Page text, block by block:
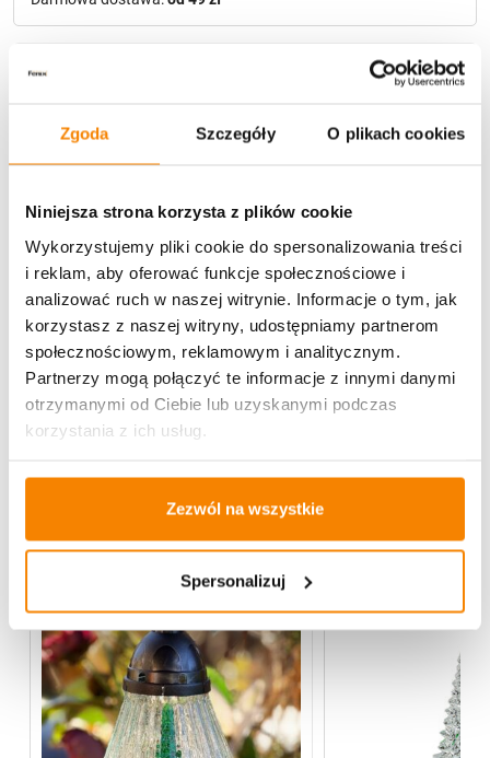
Zgoda Szczegóły O plikach cookies
Niniejsza strona korzysta z plików cookie
Wykorzystujemy pliki cookie do spersonalizowania treści
i reklam, aby oferować funkcje społecznościowe i
analizować ruch w naszej witrynie. Informacje o tym, jak
korzystasz z naszej witryny, udostępniamy partnerom
społecznościowym, reklamowym i analitycznym.
Partnerzy mogą połączyć te informacje z innymi danymi
otrzymanymi od Ciebie lub uzyskanymi podczas
korzystania z ich usług.
Zezwól na wszystkie
Spersonalizuj
Potrzebujesz większą ilość? Zapraszamy do naszej
hurtowniiPrzejdź do hurtowni B2B
Specyfikacja
Opinie klientów
Więcej z kategorii Boże Narodzenie